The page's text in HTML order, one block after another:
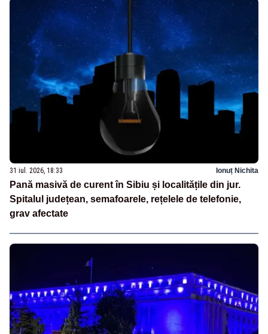
31 iul. 2026, 18:33 Ionuț Nichita
Pană masivă de curent în Sibiu și localitățile din jur.
Spitalul județean, semafoarele, rețelele de telefonie,
grav afectate